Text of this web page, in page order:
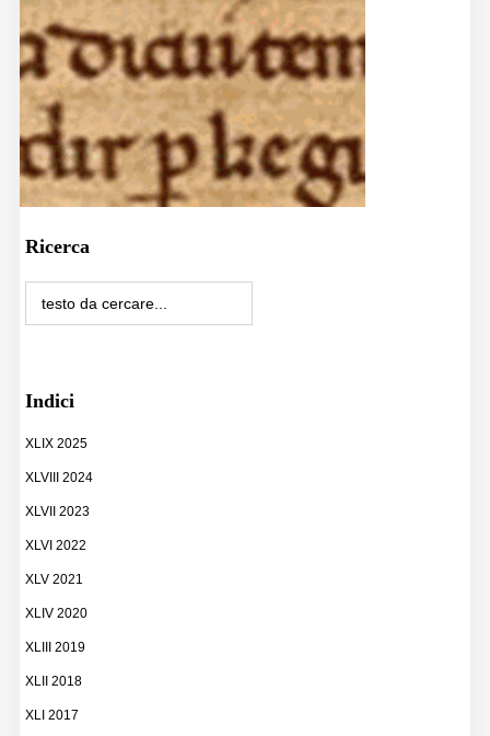
Ricerca
Indici
XLIX 2025
XLVIII 2024
XLVII 2023
XLVI 2022
XLV 2021
XLIV 2020
XLIII 2019
XLII 2018
XLI 2017